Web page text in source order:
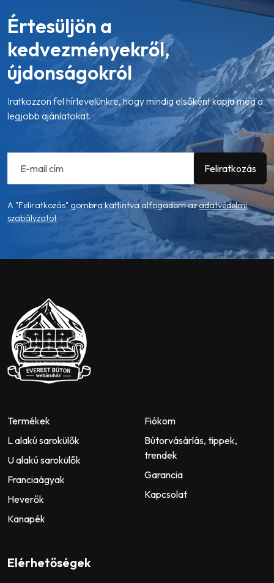
Értesüljön a
kedvezményekről,
újdonságokról
Iratkozzon fel hírlevelünkre, hogy mindig elsőként kapja meg a
legjobb ajánlatokat.
A "Feliratkozás" gombra kattintva alfogadom azadatvédelmi
szabályzatot
Termékek
L alakú sarokülők
U alakú sarokülők
Franciaágyak
Heverők
Kanapék
Fiókom
Bútorvásárlás, tippek,
trendek
Garancia
Kapcsolat
Elérhetőségek